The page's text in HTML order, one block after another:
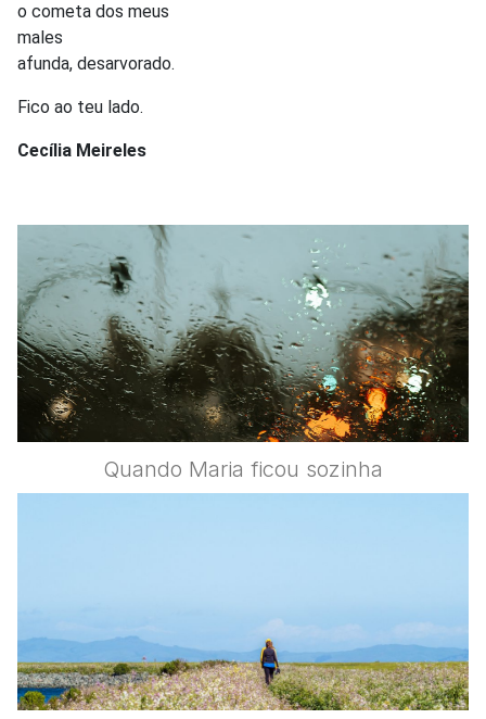
o cometa dos meus
males
afunda, desarvorado.
Fico ao teu lado.
Cecília Meireles
Quando Maria ficou sozinha